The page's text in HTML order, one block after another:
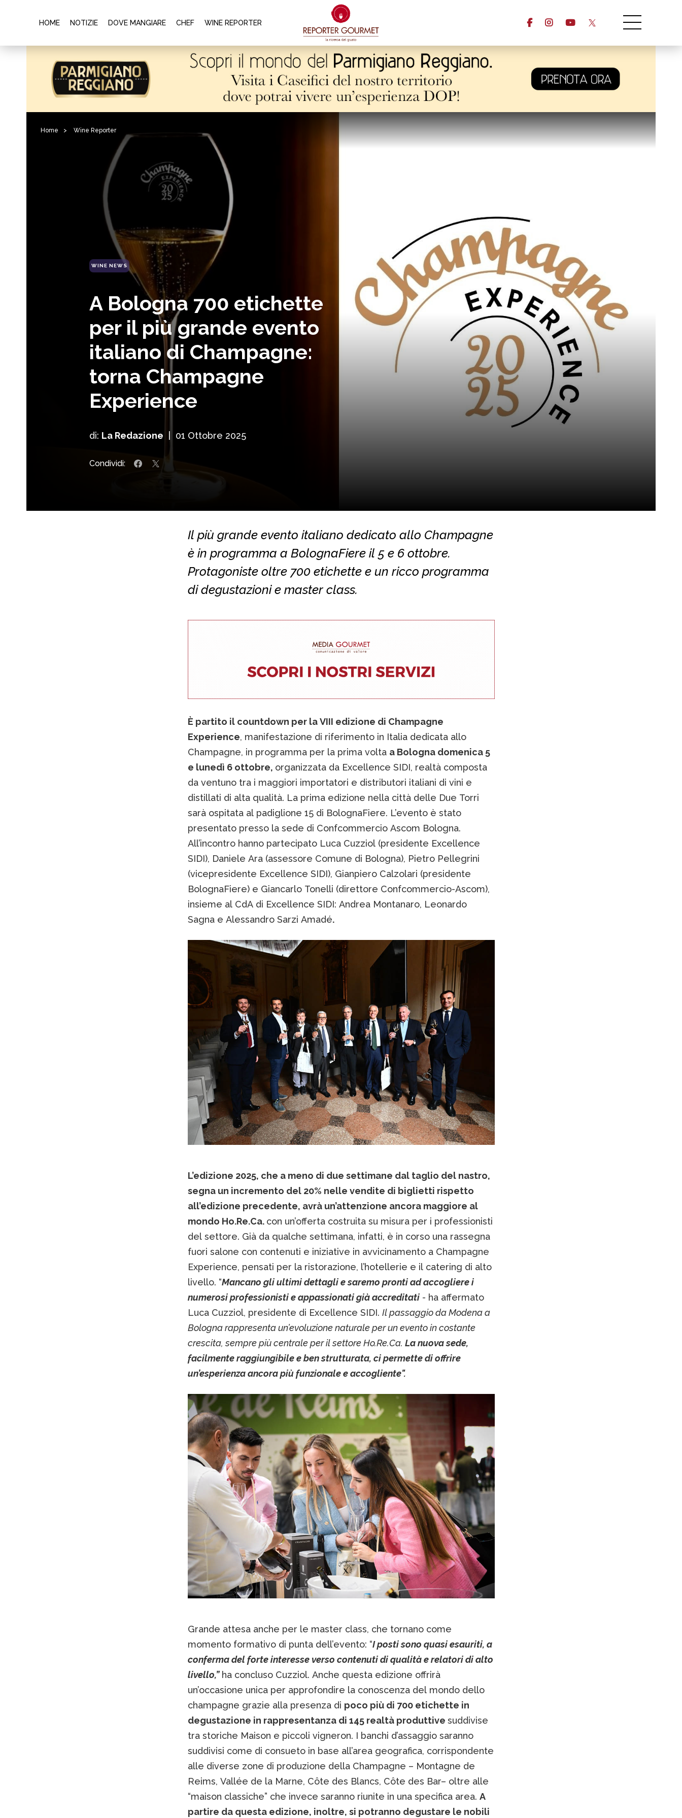
HOME NOTIZIE DOVE MANGIARE CHEF WINE REPORTER
Home > Wine Reporter
WINE NEWS
A Bologna 700 etichette
per il più grande evento
italiano di Champagne:
torna Champagne
Experience
di: La Redazione 01 Ottobre 2025
Condividi:
Il più grande evento italiano dedicato allo Champagne
è in programma a BolognaFiere il 5 e 6 ottobre.
Protagoniste oltre 700 etichette e un ricco programma
di degustazioni e master class.
È partito il countdown per la VIII edizione di Champagne
Experience, manifestazione di riferimento in Italia dedicata allo
Champagne, in programma per la prima volta a Bologna domenica 5
e lunedì 6 ottobre, organizzata da Excellence SIDI, realtà composta
da ventuno tra i maggiori importatori e distributori italiani di vini e
distillati di alta qualità. La prima edizione nella città delle Due Torri
sarà ospitata al padiglione 15 di BolognaFiere. L’evento è stato
presentato presso la sede di Confcommercio Ascom Bologna.
All’incontro hanno partecipato Luca Cuzziol (presidente Excellence
SIDI), Daniele Ara (assessore Comune di Bologna), Pietro Pellegrini
(vicepresidente Excellence SIDI), Gianpiero Calzolari (presidente
BolognaFiere) e Giancarlo Tonelli (direttore Confcommercio-Ascom),
insieme al CdA di Excellence SIDI: Andrea Montanaro, Leonardo
Sagna e Alessandro Sarzi Amadé.
L’edizione 2025, che a meno di due settimane dal taglio del nastro,
segna un incremento del 20% nelle vendite di biglietti rispetto
all’edizione precedente, avrà un’attenzione ancora maggiore al
mondo Ho.Re.Ca. con un’offerta costruita su misura per i professionisti
del settore. Già da qualche settimana, infatti, è in corso una rassegna
fuori salone con contenuti e iniziative in avvicinamento a Champagne
Experience, pensati per la ristorazione, l’hotellerie e il catering di alto
livello. “Mancano gli ultimi dettagli e saremo pronti ad accogliere i
numerosi professionisti e appassionati già accreditati- ha affermato
Luca Cuzziol, presidente di Excellence SIDI. Il passaggio da Modena a
Bologna rappresenta un’evoluzione naturale per un evento in costante
crescita, sempre più centrale per il settore Ho.Re.Ca. La nuova sede,
facilmente raggiungibile e ben strutturata, ci permette di offrire
un’esperienza ancora più funzionale e accogliente".
Grande attesa anche per le master class, che tornano come
momento formativo di punta dell’evento: “I posti sono quasi esauriti, a
conferma del forte interesse verso contenuti di qualità e relatori di alto
livello,”ha concluso Cuzziol. Anche questa edizione offrirà
un’occasione unica per approfondire la conoscenza del mondo dello
champagne grazie alla presenza di poco più di 700 etichette in
degustazione in rappresentanza di 145 realtà produttive suddivise
tra storiche Maison e piccoli vigneron. I banchi d’assaggio saranno
suddivisi come di consueto in base all’area geografica, corrispondente
alle diverse zone di produzione della Champagne – Montagne de
Reims, Vallée de la Marne, Côte des Blancs, Côte des Bar– oltre alle
“maison classiche” che invece saranno riunite in una specifica area. A
partire da questa edizione, inoltre, si potranno degustare le nobili